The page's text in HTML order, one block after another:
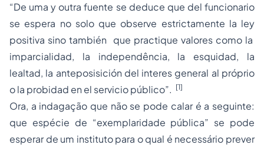
“De uma y outra fuente se deduce que del funcionario
se espera no solo que observe estrictamente la ley
positiva sino también que practique valores como la
imparcialidad, la independência, la esquidad, la
lealtad, la anteposisición del interes general al próprio
o la probidad en el servicio público”. [1]
Ora, a indagação que não se pode calar é a seguinte:
que espécie de “exemplaridade pública” se pode
esperar de um instituto para o qual é necessário prever